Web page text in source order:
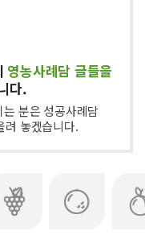
영농사례담 글들을
다.
분은 성공사례담
려 놓겠습니다.